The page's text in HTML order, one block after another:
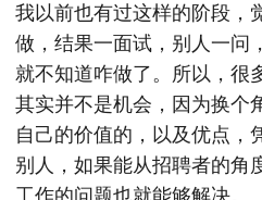
我以前也有过这样的阶段，
做，结果一面试，别人一问
就不知道咋做了。所以，很
其实并不是机会，因为换个
自己的价值的，以及优点，
别人，如果能从招聘者的角
工作的问题也就能够解决。